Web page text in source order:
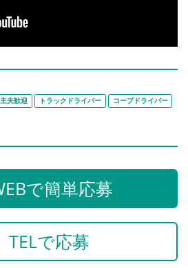
夫歓迎 トラックドライバー
コープドライバー
で簡単応募
TELで応募